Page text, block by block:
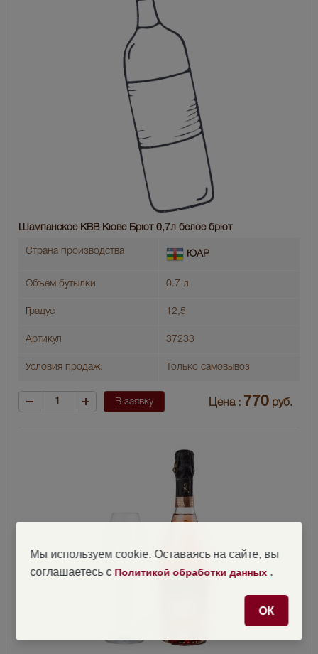
Шампанское КВВ Кюве Брют 0,7л белое брют
Страна производства ЮАР
Объем бутылки 0.7 л
Градус 12,5
Артикул 37233
Условия продаж: Только самовывоз
В заявку Цена : 770 руб.
Мы используем cookie. Оставаясь на сайте, вы
соглашаетесь с Политикой обработки данных .
ОК